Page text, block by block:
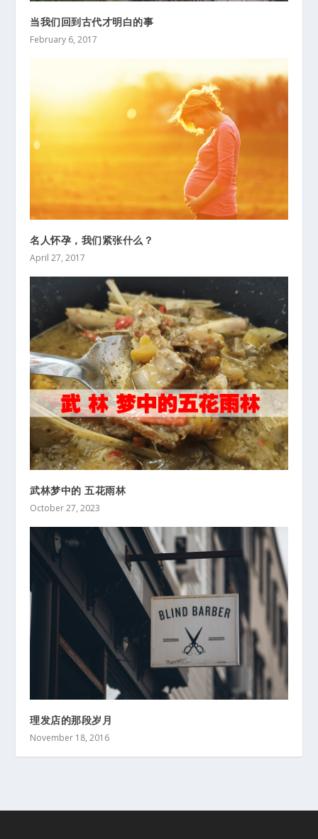
当我们回到古代才明白的事
February 6, 2017
名人怀孕，我们紧张什么？
April 27, 2017
武林梦中的 五花雨林
October 27, 2023
理发店的那段岁月
November 18, 2016